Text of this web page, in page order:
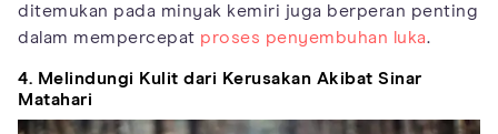
ditemukan pada minyak kemiri juga berperan penting
dalam mempercepat proses penyembuhan luka.
4. Melindungi Kulit dari Kerusakan Akibat Sinar
Matahari